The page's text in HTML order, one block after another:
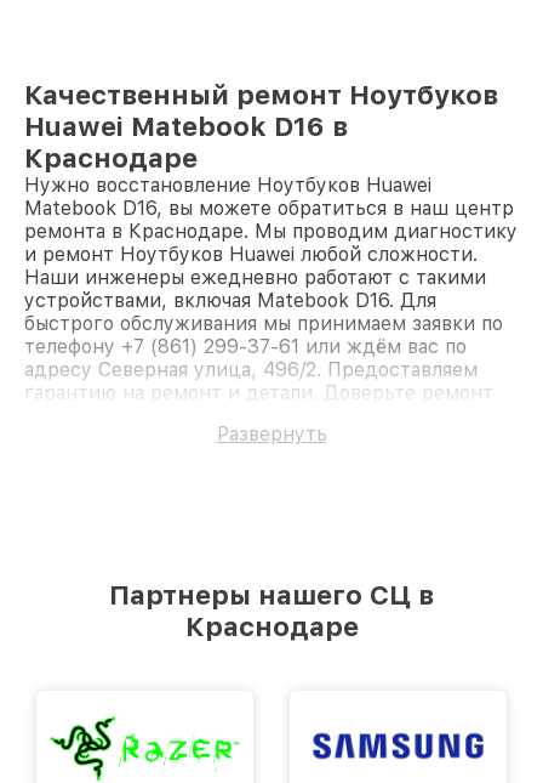
Качественный ремонт Ноутбуков
Huawei Matebook D16 в
Краснодаре
Нужно восстановление Ноутбуков Huawei
Matebook D16, вы можете обратиться в наш центр
ремонта в Краснодаре. Мы проводим диагностику
и ремонт Ноутбуков Huawei любой сложности.
Наши инженеры ежедневно работают с такими
устройствами, включая Matebook D16. Для
быстрого обслуживания мы принимаем заявки по
телефону +7 (861) 299-37-61 или ждём вас по
адресу Северная улица, 496/2. Предоставляем
гарантию на ремонт и детали. Доверьте ремонт
Развернуть
Партнеры нашего СЦ в
Краснодаре